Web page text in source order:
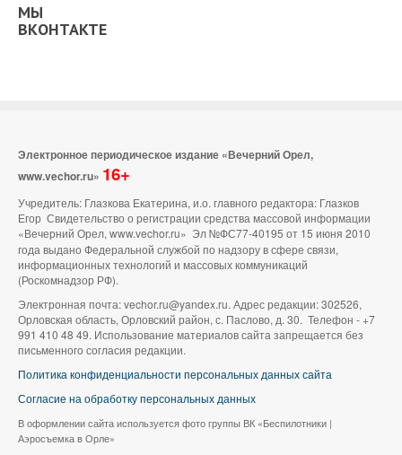
МЫ
ВКОНТАКТЕ
Электронное периодическое издание «Вечерний Орел,
www.vechor.ru» 16+
Учредитель: Глазкова Екатерина, и.о. главного редактора: Глазков
Егор Свидетельство о регистрации средства массовой информации
«Вечерний Орел, www.vechor.ru» Эл №ФС77-40195 от 15 июня 2010
года выдано Федеральной службой по надзору в сфере связи,
информационных технологий и массовых коммуникаций
(Роскомнадзор РФ).
Электронная почта: vechor.ru@yandex.ru. Адрес редакции: 302526,
Орловская область, Орловский район, с. Паслово, д. 30. Телефон - +7
991 410 48 49. Использование материалов сайта запрещается без
письменного согласия редакции.
Политика конфиденциальности персональных данных сайта
Согласие на обработку персональных данных
В оформлении сайта используется фото группы ВК «Беспилотники |
Аэросъемка в Орле»